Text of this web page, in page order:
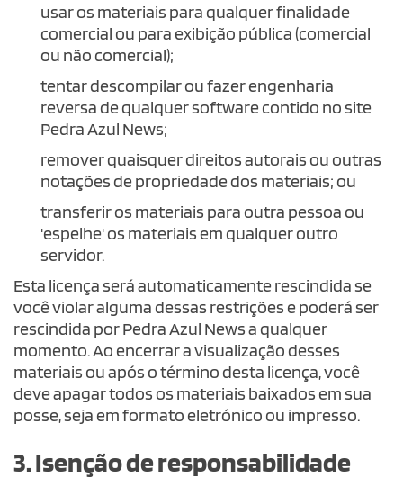
usar os materiais para qualquer finalidade
comercial ou para exibição pública (comercial
ou não comercial);
tentar descompilar ou fazer engenharia
reversa de qualquer software contido no site
Pedra Azul News;
remover quaisquer direitos autorais ou outras
notações de propriedade dos materiais; ou
transferir os materiais para outra pessoa ou
'espelhe' os materiais em qualquer outro
servidor.
Esta licença será automaticamente rescindida se
você violar alguma dessas restrições e poderá ser
rescindida por Pedra Azul News a qualquer
momento. Ao encerrar a visualização desses
materiais ou após o término desta licença, você
deve apagar todos os materiais baixados em sua
posse, seja em formato eletrónico ou impresso.
3. Isenção de responsabilidade